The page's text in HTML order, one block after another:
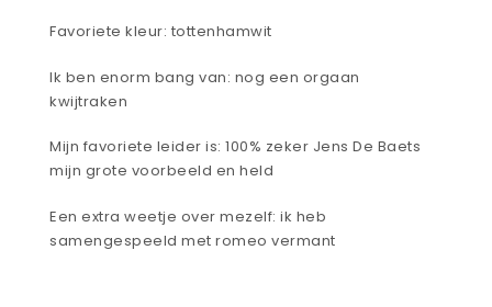
Favoriete kleur: tottenhamwit
Ik ben enorm bang van: nog een orgaan
kwijtraken
Mijn favoriete leider is: 100% zeker Jens De Baets
mijn grote voorbeeld en held
Een extra weetje over mezelf: ik heb
samengespeeld met romeo vermant